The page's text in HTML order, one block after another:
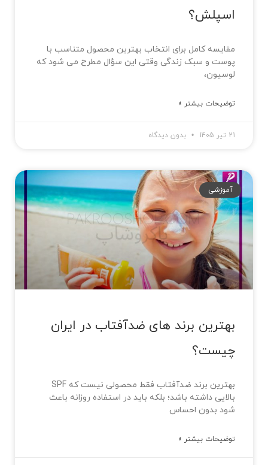
اسپلش؟
مقایسه کامل برای انتخاب بهترین محصول متناسب با
پوست و سبک زندگی وقتی این سؤال مطرح می شود که
لوسیون،
توضیحات بیشتر »
21 تیر 1405 بدون دیدگاه
آموزشی
بهترین برند های ضدآفتاب در ایران
چیست؟
بهترین برند ضدآفتاب فقط محصولی نیست که SPF
بالایی داشته باشد؛ بلکه باید در استفاده روزانه باعث
شود بدون احساس
توضیحات بیشتر »